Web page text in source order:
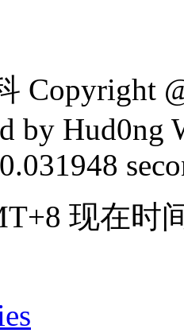
Copyright
by Hud0ng
现在时